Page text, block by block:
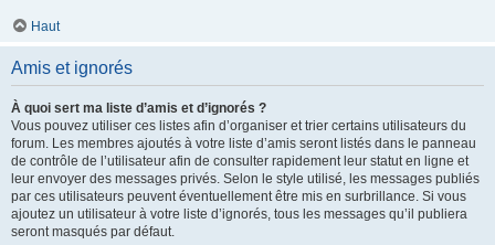
Haut
Amis et ignorés
À quoi sert ma liste d’amis et d’ignorés ?
Vous pouvez utiliser ces listes afin d’organiser et trier certains utilisateurs du
forum. Les membres ajoutés à votre liste d’amis seront listés dans le panneau
de contrôle de l’utilisateur afin de consulter rapidement leur statut en ligne et
leur envoyer des messages privés. Selon le style utilisé, les messages publiés
par ces utilisateurs peuvent éventuellement être mis en surbrillance. Si vous
ajoutez un utilisateur à votre liste d’ignorés, tous les messages qu’il publiera
seront masqués par défaut.